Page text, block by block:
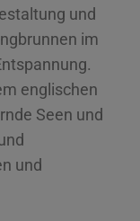
und
im
englischen
Seen und
und